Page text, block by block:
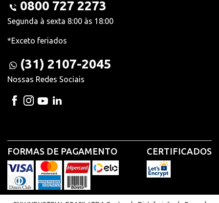
0800 727 2273
Segunda à sexta 8:00 às 18:00
*Exceto feriados
(31) 2107-2045
Nossas Redes Sociais
FORMAS DE PAGAMENTO CERTIFICADOS